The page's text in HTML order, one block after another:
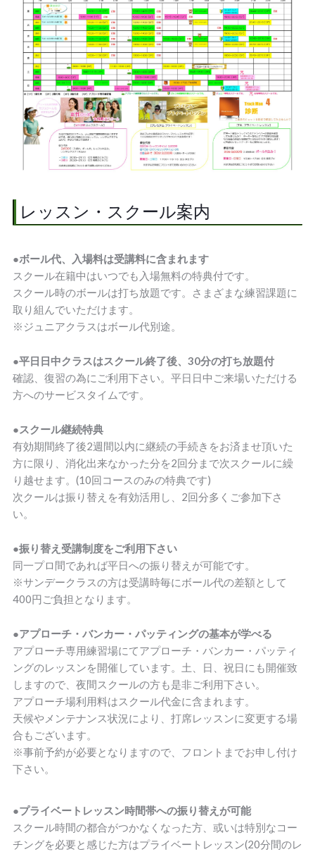
レッスン・スクール案内
●ボール代、入場料は受講料に含まれます
スクール在籍中はいつでも入場無料の特典付です。
スクール時のボールは打ち放題です。さまざまな練習課題に
取り組んでいただけます。
※ジュニアクラスはボール代別途。
●平日日中クラスはスクール終了後、30分の打ち放題付
確認、復習の為にご利用下さい。平日日中ご来場いただける
方へのサービスタイムです。
●スクール継続特典
有効期間終了後2週間以内に継続の手続きをお済ませ頂いた
方に限り、消化出来なかった分を2回分まで次スクールに繰
り越せます。(10回コースのみの特典です)
次クールは振り替えを有効活用し、2回分多くご参加下さ
い。
●振り替え受講制度をご利用下さい
同一プロ間であれば平日への振り替えが可能です。
※サンデークラスの方は受講時毎にボール代の差額として
400円ご負担となります。
●アプローチ・バンカー・パッティングの基本が学べる
アプローチ専用練習場にてアプローチ・バンカー・パッティ
ングのレッスンを開催しています。土、日、祝日にも開催致
しますので、夜間スクールの方も是非ご利用下さい。
アプローチ場利用料はスクール代金に含まれます。
天候やメンテナンス状況により、打席レッスンに変更する場
合もございます。
※事前予約が必要となりますので、フロントまでお申し付け
下さい。
●プライベートレッスン時間帯への振り替えが可能
スクール時間の都合がつかなくなった方、或いは特別なコー
チングを必要と感じた方はプライベートレッスン(20分間のレ